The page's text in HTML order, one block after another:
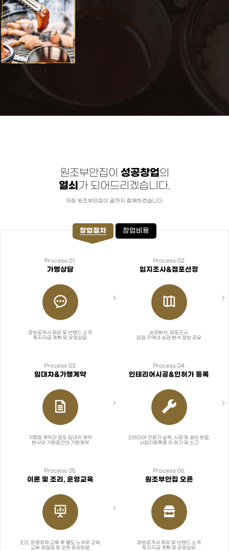
원조부안집이 성공창업의
열쇠 가 되어드리겠습니다.
저희 원조부안집이 끝까지 함께하겠습니다.
창업절차 창업비용
Process 01.
가맹상담
정보공개서 제공 및 브랜드 소개
투자자금 계획 및 운영상담
Process 02.
입지조사&점포선정
상권분석, 점포조사,
입점 지역내 상권 분석 정보 공유
Process 03.
임대차&가맹계약
가맹점 계약과 점포 임대차 계약
본사와 가맹점간의 가맹계약
Process 04.
인테리어시공&인허가 등록
인테리어 전문가 실측, 시공 및 설비 완료,
사업자등록증 외 허가 및 신고
Process 05.
이론 및 조리, 운영교육
조리, 운영체제 교육 후 별도 노하우 교육,
교육 재점검 및 오픈 준비완료
Process 06.
원조부안집 오픈
정보공개서 제공 및 브랜드 소개
투자자금 계획 및 운영상담